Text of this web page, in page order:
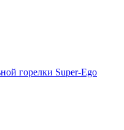
горелки Super-Ego